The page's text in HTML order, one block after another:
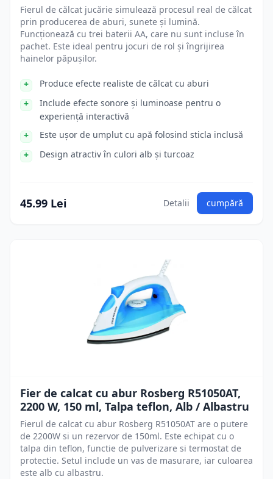
Fierul de călcat jucărie simulează procesul real de călcat
prin producerea de aburi, sunete și lumină.
Funcționează cu trei baterii AA, care nu sunt incluse în
pachet. Este ideal pentru jocuri de rol și îngrijirea
hainelor păpușilor.
Produce efecte realiste de călcat cu aburi
Include efecte sonore și luminoase pentru o
experiență interactivă
Este ușor de umplut cu apă folosind sticla inclusă
Design atractiv în culori alb și turcoaz
45.99 Lei Detalii cumpără
Fier de calcat cu abur Rosberg R51050AT,
2200 W, 150 ml, Talpa teflon, Alb / Albastru
Fierul de calcat cu abur Rosberg R51050AT are o putere
de 2200W si un rezervor de 150ml. Este echipat cu o
talpa din teflon, functie de pulverizare si termostat de
protectie. Setul include un vas de masurare, iar culoarea
este alb cu albastru.